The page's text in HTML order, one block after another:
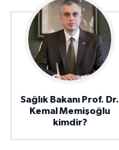
Sağlık Bakanı Prof. Dr.
Kemal Memişoğlu
kimdir?